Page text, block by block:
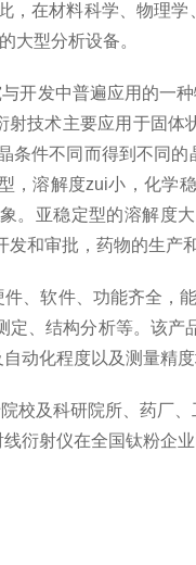
，在材料科学、物理
大型分析设备。
开发中普遍应用的一
技术主要应用于固
条件不同而得到不同
，溶解度zui小，化学
。亚稳定型的溶解度
和审批，药物的生产
、软件、功能齐全，
定、结构分析等。该
动化程度以及测量精度
校及科研院所、药厂
衍射仪在全国钛粉企业